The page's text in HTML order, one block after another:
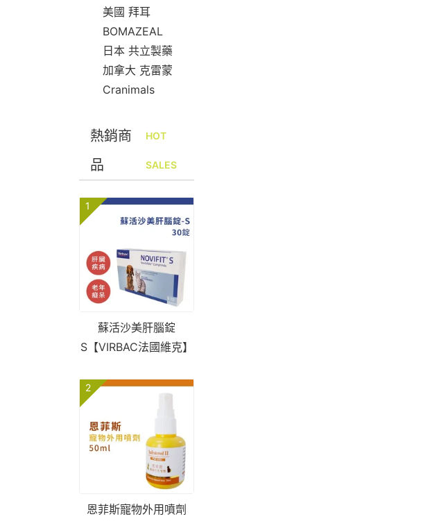
美國 拜耳
BOMAZEAL
日本 共立製藥
加拿大 克雷蒙
Cranimals
熱銷商
品
HOT
SALES
1
蘇活沙美肝腦錠
S【VIRBAC法國維克】
2
恩菲斯寵物外用噴劑